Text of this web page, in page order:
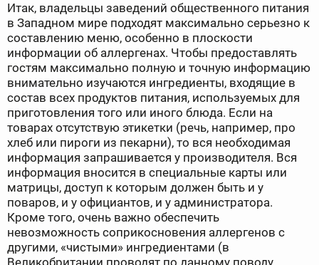
Итак, владельцы заведений общественного питания
в Западном мире подходят максимально серьезно к
составлению меню, особенно в плоскости
информации об аллергенах. Чтобы предоставлять
гостям максимально полную и точную информацию
внимательно изучаются ингредиенты, входящие в
состав всех продуктов питания, используемых для
приготовления того или иного блюда. Если на
товарах отсутствую этикетки (речь, например, про
хлеб или пироги из пекарни), то вся необходимая
информация запрашивается у производителя. Вся
информация вносится в специальные карты или
матрицы, доступ к которым должен быть и у
поваров, и у официантов, и у администратора.
Кроме того, очень важно обеспечить
невозможность соприкосновения аллергенов с
другими, «чистыми» ингредиентами (в